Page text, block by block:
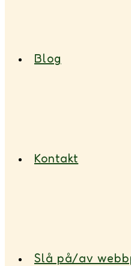
Blog
Kontakt
Slå på/av